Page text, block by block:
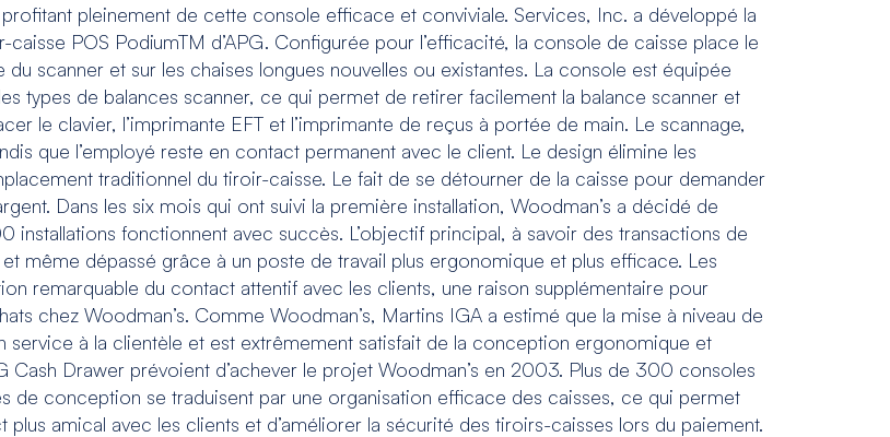
pleinement de cette console efficace et conviviale. Services, Inc. a développé la
POS PodiumTM d’APG. Configurée pour l’efficacité, la console de caisse place le
scanner et sur les chaises longues nouvelles ou existantes. La console est équipée
types de balances scanner, ce qui permet de retirer facilement la balance scanner et
le clavier, l’imprimante EFT et l’imprimante de reçus à portée de main. Le scannage,
que l’employé reste en contact permanent avec le client. Le design élimine les
traditionnel du tiroir-caisse. Le fait de se détourner de la caisse pour demander
Dans les six mois qui ont suivi la première installation, Woodman’s a décidé de
installations fonctionnent avec succès. L’objectif principal, à savoir des transactions de
même dépassé grâce à un poste de travail plus ergonomique et plus efficace. Les
remarquable du contact attentif avec les clients, une raison supplémentaire pour
chez Woodman’s. Comme Woodman’s, Martins IGA a estimé que la mise à niveau de
à la clientèle et est extrêmement satisfait de la conception ergonomique et
Drawer prévoient d’achever le projet Woodman’s en 2003. Plus de 300 consoles
de conception se traduisent par une organisation efficace des caisses, ce qui permet
amical avec les clients et d’améliorer la sécurité des tiroirs-caisses lors du paiement.